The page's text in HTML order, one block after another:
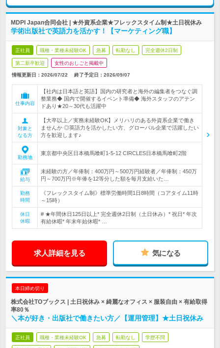
MDPI Japan合同会社 | ★外資系企業★フレックスタイム制★土日祝休み
学術出版社で英語力を活かす！【マーケティング職】
正社員 職種・業種未経験OK 急募 転勤なし 完全週休2日制
第二新卒歓迎 女性のおしごと掲載中
情報更新日：2026/07/22 終了予定日： 2026/09/07
仕事内容
【社内は日本語と英語】国内の研究者と海外の編集者をつなぐ調
整業務◆ 国内で開催するイベント準備◆ 海外スタッフのアテン
ドあり★20～30代も活躍中
対象と
なる方
【大卒以上／実務未経験OK】メリハリのある外資系企業で働き
ませんか ◎英語力を活かしたい方、グローバル企業で活躍したい
方を歓迎します♪
勤務地
東京都中央区日本橋馬喰町1-5-12 CIRCLES日本橋馬喰町2階
給与
未経験の方／年俸制：400万円～500万円経験者／年俸制：450万
円～700万円※年俸を12等分した額を毎月支給いた…
勤務
時間
《フレックスタイム制》標準労働時間1日8時間（コアタイム11時
～15時）
休日
休暇
# ★年間休日125日以上* 完全週休2日制（土日休み）* 祝日* 年次
有給休暇* 年末年始休暇* …
求人詳細を見る 気になる
本日締め切り
株式会社TOブックス | 土日祝休み × 綺麗なオフィス × 服装自由 × 有給取得
率80％
＼本が好き・出版社で働きたい方／【運用管理】★土日祝休み
正社員 職種・業種未経験OK 急募 転勤なし 学歴不問